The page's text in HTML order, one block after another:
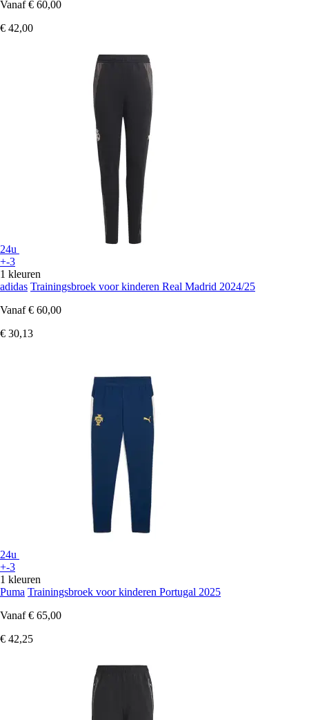
Vanaf € 60,00
€ 42,00
24u
+-3
1 kleuren
adidas Trainingsbroek voor kinderen Real Madrid 2024/25
Vanaf € 60,00
€ 30,13
24u
+-3
1 kleuren
Puma Trainingsbroek voor kinderen Portugal 2025
Vanaf € 65,00
€ 42,25